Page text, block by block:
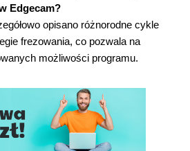
Usuwanie Zera
Weryfikacja
Przesuń
Lustro
Skaluj
Skaluj 3D
Wyciągnij
Edgecam?
opisano różnorodne cykle
frezowania, co pozwala na
możliwości programu.